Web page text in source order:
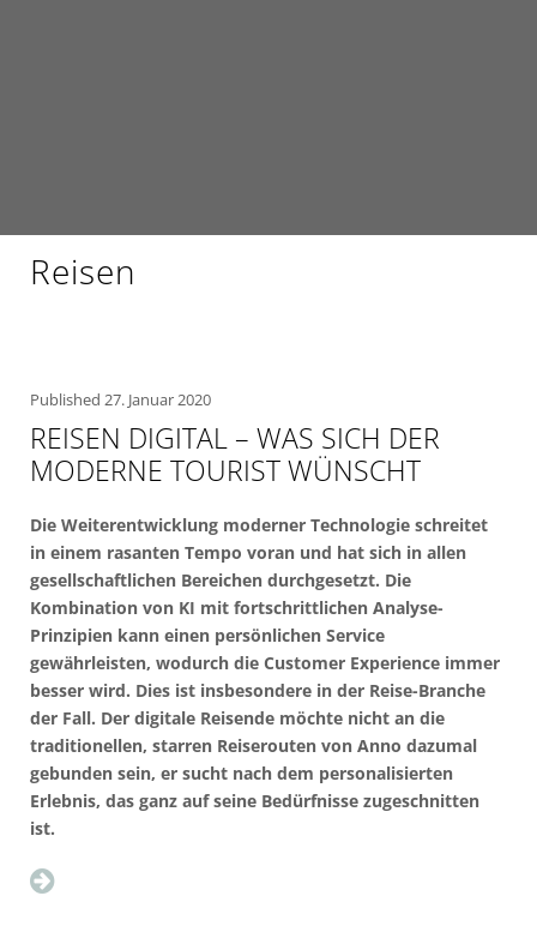
Reisen
Published 27. Januar 2020
REISEN DIGITAL – WAS SICH DER
MODERNE TOURIST WÜNSCHT
Die Weiterentwicklung moderner Technologie schreitet
in einem rasanten Tempo voran und hat sich in allen
gesellschaftlichen Bereichen durchgesetzt. Die
Kombination von KI mit fortschrittlichen Analyse-
Prinzipien kann einen persönlichen Service
gewährleisten, wodurch die Customer Experience immer
besser wird. Dies ist insbesondere in der Reise-Branche
der Fall. Der digitale Reisende möchte nicht an die
traditionellen, starren Reiserouten von Anno dazumal
gebunden sein, er sucht nach dem personalisierten
Erlebnis, das ganz auf seine Bedürfnisse zugeschnitten
ist.